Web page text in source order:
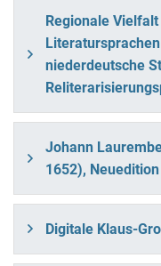
Regionale
niederdeutsche
Johann
1652), Neuedition
Digitale Klaus-